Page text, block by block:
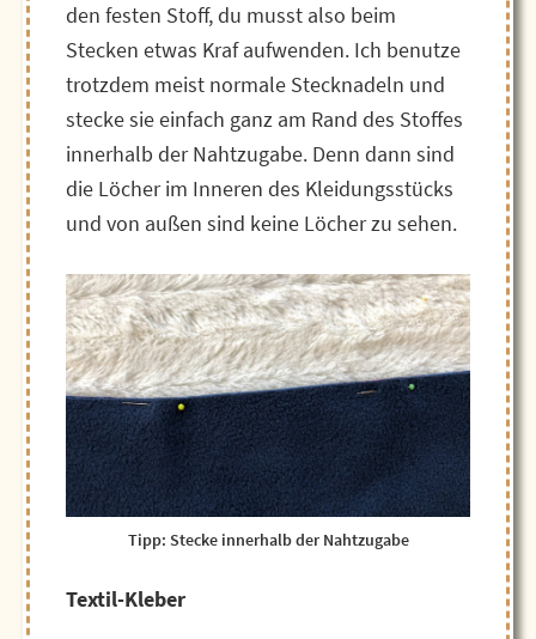
den festen Stoff, du musst also beim
Stecken etwas Kraf aufwenden. Ich benutze
trotzdem meist normale Stecknadeln und
stecke sie einfach ganz am Rand des Stoffes
innerhalb der Nahtzugabe. Denn dann sind
die Löcher im Inneren des Kleidungsstücks
und von außen sind keine Löcher zu sehen.
Tipp: Stecke innerhalb der Nahtzugabe
Textil-Kleber